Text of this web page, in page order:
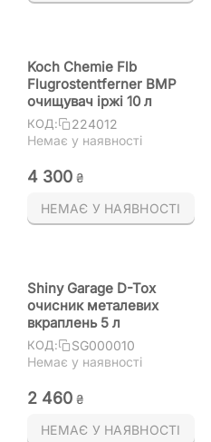
Koch Chemie Flb
Flugrostentferner BMP
очищувач іржі 10 л
КОД:
224012
Немає у наявності
4 300 ₴
НЕМАЄ У НАЯВНОСТІ
Shiny Garage D-Tox
очисник металевих
вкраплень 5 л
КОД:
SG000010
Немає у наявності
2 460 ₴
НЕМАЄ У НАЯВНОСТІ